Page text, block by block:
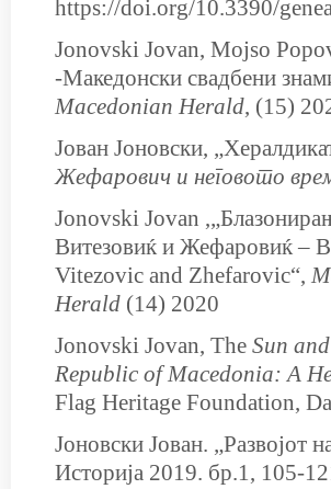
https://doi.org/10.3390/
Jonovski Jovan, Mojso
-Македонски свадбени
Macedonian Herald, (15)
Јован Јоновски,
Жефарович и неговото
Jonovski Jovan
Витезовиќ и Жефаровиќ –
Vitezovic and Zhefarovic“,
Herald (14) 2020
Jonovski Jovan, The Sun
Republic of Macedonia: A
Flag Heritage Foundation,
Јоновски Јован. „Развојот
Историја 2019. бр.1, 105-